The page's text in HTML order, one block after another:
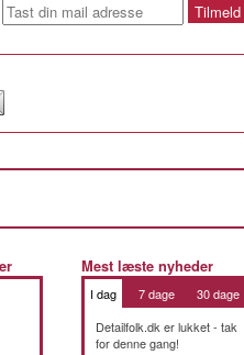
Mest læste nyheder
I dag 7 dage
30 dage
Detailfolk.dk er lukket - tak
for denne gang!